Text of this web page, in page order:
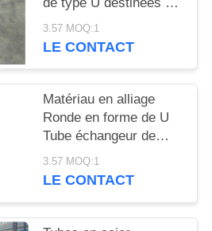
l'emballage et à
l'expédition dans des
3.57 MOQ:1
LE CONTACT
Matériau en alliage
Ronde en forme de U
Tube échangeur de
chaleur à nageoires en
forme de U Forme pour
3.57 MOQ:1
LE CONTACT